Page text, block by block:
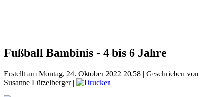
Fußball Bambinis - 4 bis 6 Jahre
Erstellt am Montag, 24. Oktober 2022 20:58 | Geschrieben von
Susanne Lützelberger|